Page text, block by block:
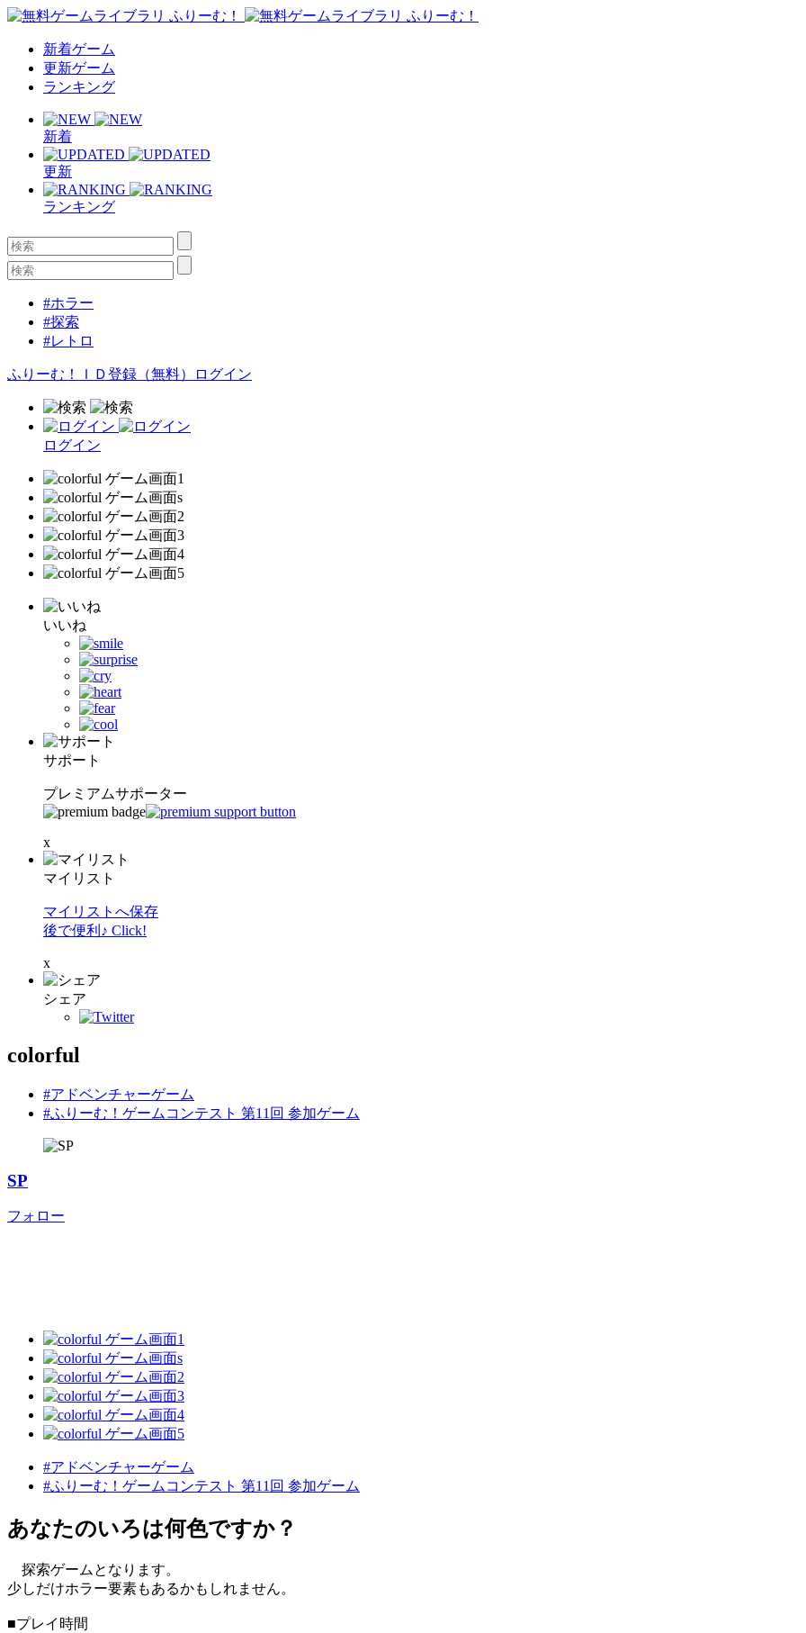
新着ゲーム
更新ゲーム
ランキング
新着
更新
ランキング
#ホラー
#探索
#レトロ
ふりーむ！ＩＤ登録（無料） ログイン
ログイン
いいね
サポート
プレミアムサポーター
x
マイリスト
マイリストへ保存
後で便利♪ Click!
x
シェア
colorful
#アドベンチャーゲーム
#ふりーむ！ゲームコンテスト 第11回 参加ゲーム
SP
フォロー
#アドベンチャーゲーム
#ふりーむ！ゲームコンテスト 第11回 参加ゲーム
あなたのいろは何色ですか？
探索ゲームとなります。
少しだけホラー要素もあるかもしれません。
■プレイ時間